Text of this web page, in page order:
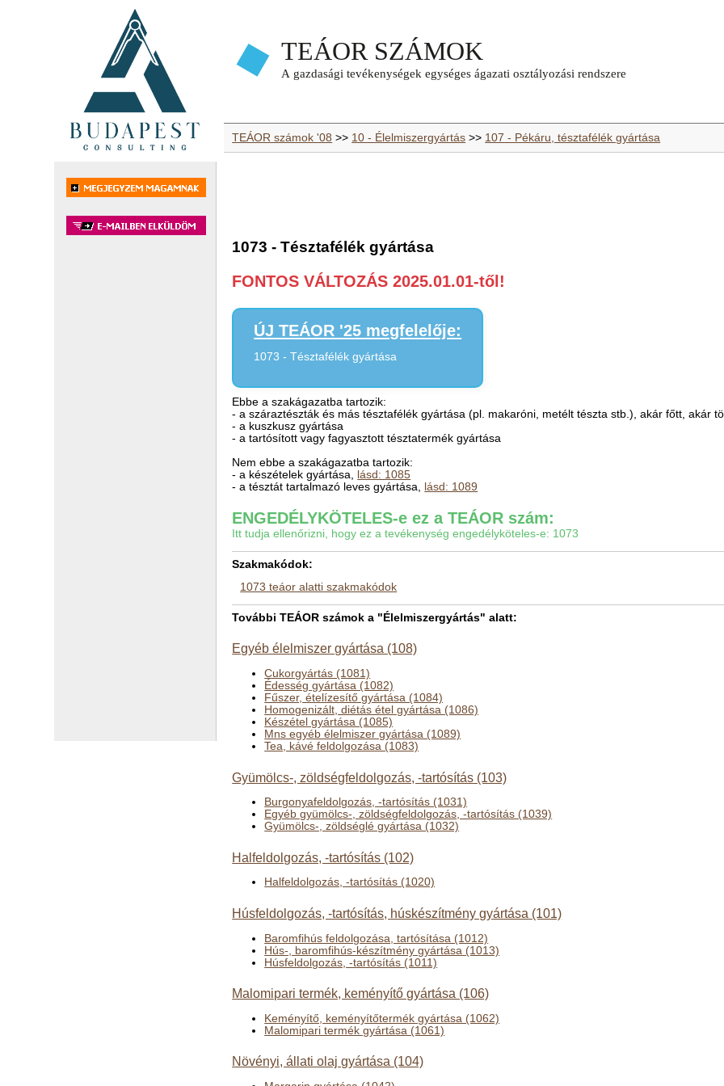
TEÁOR számok '08 >> 10 - Élelmiszergyártás >> 107 - Pékáru, tésztafélék gyártása
1073 - Tésztafélék gyártása
FONTOS VÁLTOZÁS 2025.01.01-től!
ÚJ TEÁOR '25 megfelelője:
1073 - Tésztafélék gyártása
Ebbe a szakágazatba tartozik:
- a száraztészták és más tésztafélék gyártása (pl. makaróni, metélt tészta stb.), akár főtt, akár
- a kuszkusz gyártása
- a tartósított vagy fagyasztott tésztatermék gyártása
Nem ebbe a szakágazatba tartozik:
- a készételek gyártása, lásd: 1085
- a tésztát tartalmazó leves gyártása, lásd: 1089
ENGEDÉLYKÖTELES-e ez a TEÁOR szám:
Itt tudja ellenőrizni, hogy ez a tevékenység engedélyköteles-e: 1073
Szakmakódok:
1073 teáor alatti szakmakódok
További TEÁOR számok a "Élelmiszergyártás" alatt:
Egyéb élelmiszer gyártása (108)
Cukorgyártás (1081)
Édesség gyártása (1082)
Fűszer, ételízesítő gyártása (1084)
Homogenizált, diétás étel gyártása (1086)
Készétel gyártása (1085)
Mns egyéb élelmiszer gyártása (1089)
Tea, kávé feldolgozása (1083)
Gyümölcs-, zöldségfeldolgozás, -tartósítás (103)
Burgonyafeldolgozás, -tartósítás (1031)
Egyéb gyümölcs-, zöldségfeldolgozás, -tartósítás (1039)
Gyümölcs-, zöldséglé gyártása (1032)
Halfeldolgozás, -tartósítás (102)
Halfeldolgozás, -tartósítás (1020)
Húsfeldolgozás, -tartósítás, húskészítmény gyártása (101)
Baromfihús feldolgozása, tartósítása (1012)
Hús-, baromfihús-készítmény gyártása (1013)
Húsfeldolgozás, -tartósítás (1011)
Malomipari termék, keményítő gyártása (106)
Keményítő, keményítőtermék gyártása (1062)
Malomipari termék gyártása (1061)
Növényi, állati olaj gyártása (104)